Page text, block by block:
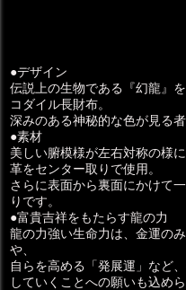
●デザイン
伝説上の生物である『幻龍』
コダイル長財布。
深みのある神秘的な色が見る者
●素材
美しい腑模様が左右対称の様
革をセンター取りで使用。
さらに表面から裏面にかけて
りです。
●富貴吉祥をもたらす龍の力
龍の力強い生命力は、金運の
や、
自らを高める「発展運」など
していくことへの願いも込めら